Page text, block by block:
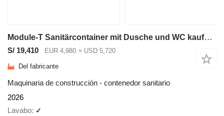
Module-T Sanitärcontainer mit Dusche und WC kaufen – 3,83 m² | NEU
S/ 19,410 EUR 4,980 ≈ USD 5,720
Del fabricante
Maquinaria de construcción - contenedor sanitario
2026
Lavabo ✓